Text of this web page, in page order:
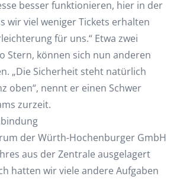
besser funktionieren, hier in der
wir viel weniger Tickets erhalten
für uns.“ Etwa zwei
Stern, können sich nun anderen
„Die Sicherheit steht natürlich
oben“, nennt er einen Schwer
zurzeit.
der Würth-Hochenburger GmbH
aus der Zentrale ausgelagert
hatten wir viele andere Aufgaben